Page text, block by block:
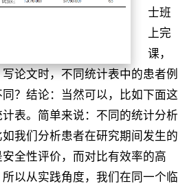
士班
上完
课，
论文时，不同统计表中的患者例
？结论：当然可以，比如下面这
表。简单来说：不同的统计分析
我们分析患者在研究期间发生的
全性评价，而对比有效率的高
以从实践角度，我们在同一个临